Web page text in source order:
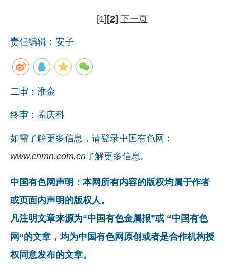
[1][2] 下一页
责任编辑：安子
二审：淮金
终审：孟庆科
如需了解更多信息，请登录中国有色网：
www.cnmn.com.cn了解更多信息。
中国有色网声明：本网所有内容的版权均属于作者
或页面内声明的版权人。
凡注明文章来源为“中国有色金属报”或 “中国有色
网”的文章，均为中国有色网原创或者是合作机构授
权同意发布的文章。